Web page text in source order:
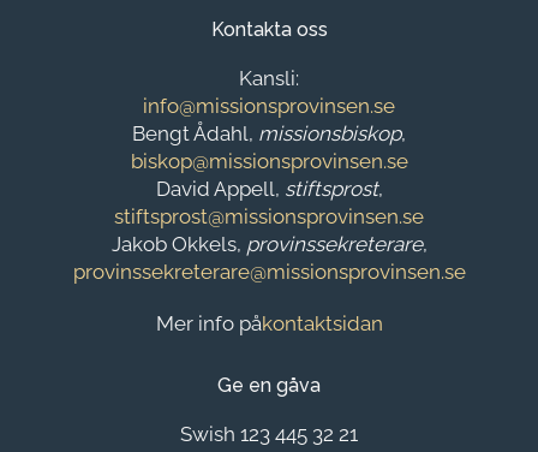
Kontakta oss
Kansli:
info@missionsprovinsen.se
Bengt Ådahl, missionsbiskop,
biskop@missionsprovinsen.se
David Appell, stiftsprost,
stiftsprost@missionsprovinsen.se
Jakob Okkels, provinssekreterare,
provinssekreterare@missionsprovinsen.se
Mer info påkontaktsidan
Ge en gåva
Swish 123 445 32 21